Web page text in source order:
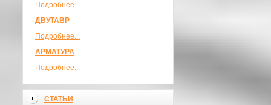
Подробнее...
ДВУТАВР
Подробнее...
АРМАТУРА
Подробнее...
СТАТЬИ